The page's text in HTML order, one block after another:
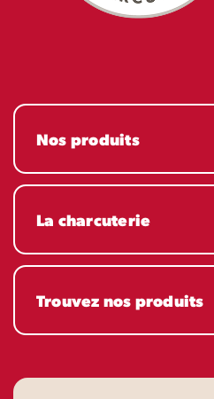
Nos produits
La charcuterie
Trouvez nos produits